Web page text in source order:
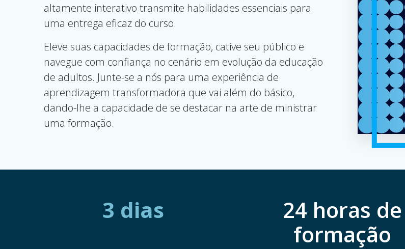
altamente interativo transmite habilidades essenciais para
uma entrega eficaz do curso.
Eleve suas capacidades de formação, cative seu público e
navegue com confiança no cenário em evolução da educação
de adultos. Junte-se a nós para uma experiência de
aprendizagem transformadora que vai além do básico,
dando-lhe a capacidade de se destacar na arte de ministrar
uma formação.
3 dias
24 horas de
formação